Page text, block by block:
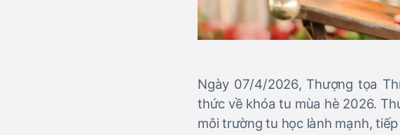
Ngày 07/4/2026, Thượng tọa
thức về khóa tu mùa hè 2026.
môi trường tu học lành mạnh,